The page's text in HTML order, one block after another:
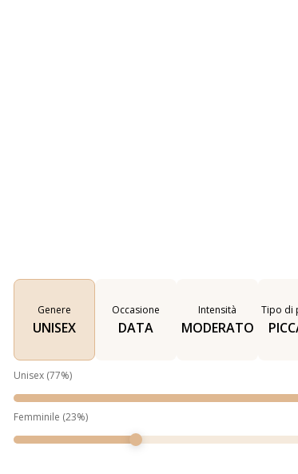
Genere
UNISEX
Occasione
DATA
Intensità
MODERATO
Tipo di
Unisex (77%)
Femminile (23%)